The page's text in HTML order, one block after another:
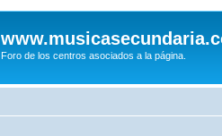
Foro de los centros asociados a la página.